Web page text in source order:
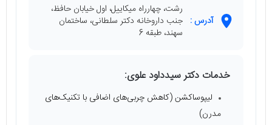
آدرس :
رشت، چهارراه میکاییل، اول خیابان حافظ،
جنب داروخانه دکتر سلطانی، ساختمان
سهند، طبقه 6
خدمات دکتر سیدداود علوی:
لیپوساکشن (کاهش چربی‌های اضافی با تکنیک‌های
مدرن)